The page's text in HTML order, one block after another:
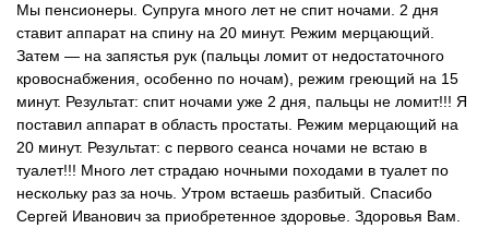
Мы пенсионеры. Супруга много лет не спит ночами. 2 дня
ставит аппарат на спину на 20 минут. Режим мерцающий.
Затем — на запястья рук (пальцы ломит от недостаточного
кровоснабжения, особенно по ночам), режим греющий на 15
минут. Результат: спит ночами уже 2 дня, пальцы не ломит!!! Я
поставил аппарат в область простаты. Режим мерцающий на
20 минут. Результат: с первого сеанса ночами не встаю в
туалет!!! Много лет страдаю ночными походами в туалет по
нескольку раз за ночь. Утром встаешь разбитый. Спасибо
Сергей Иванович за приобретенное здоровье. Здоровья Вам.